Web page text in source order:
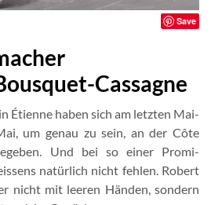
Save
Cassagne
Étienne haben sich am letzten Mai-
um genau zu sein, an der Côte
Und bei so einer Promi-
natürlich nicht fehlen. Robert
nicht mit leeren Händen, sondern